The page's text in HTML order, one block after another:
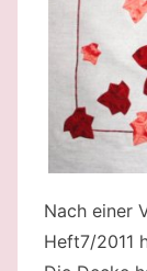
Nach einer
Heft7/2011